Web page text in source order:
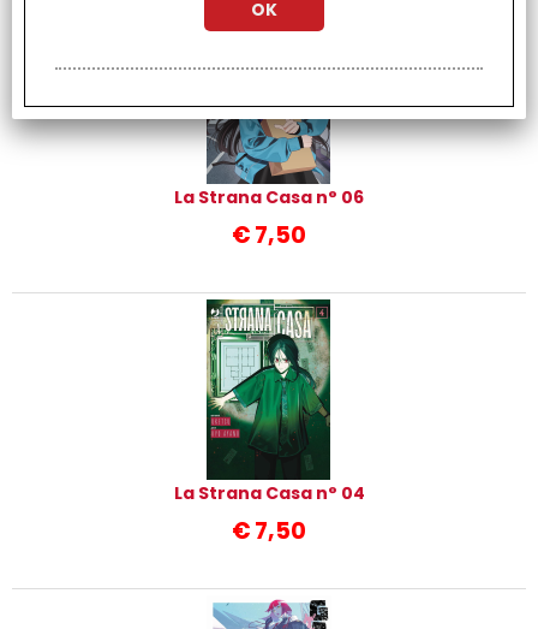
La Strana Casa n° 06
€7,50
La Strana Casa n° 04
€7,50